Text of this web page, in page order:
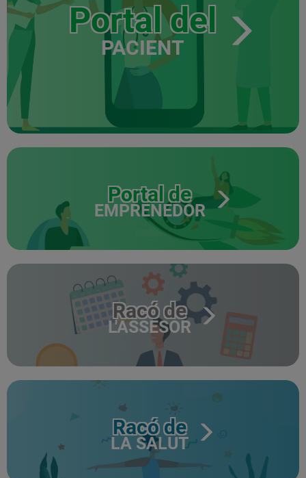
Portal del
PACIENT
Portal de
EMPRENEDOR
Racó de
L'ASSESOR
Racó de
LA SALUT